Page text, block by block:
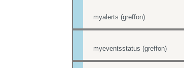
myalerts (greffon)
myeventsstatus (greffon)